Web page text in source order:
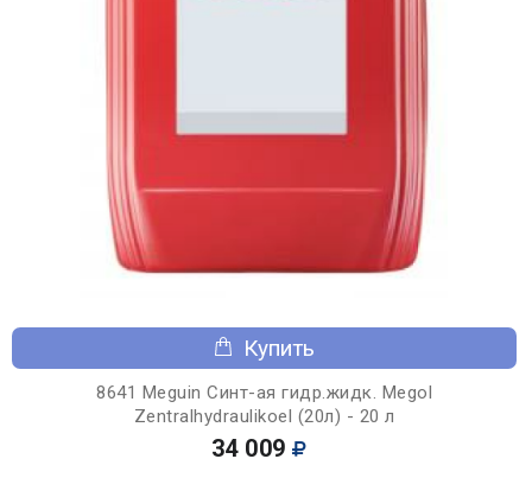
Купить
8641 Meguin Синт-ая гидр.жидк. Megol
Zentralhydraulikoel (20л) - 20 л
34 009